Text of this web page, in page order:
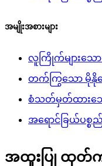
အမျိုးအစားများ
လူကြိုက်များသ
တက်ကြွသော မိုနိုမ
စံသတ်မှတ်ထား
အရောင်ခြယ်ပစ္စည်
အထူးပြု ထုတ်ကု